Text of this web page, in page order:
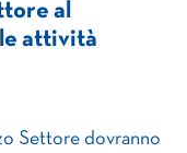
al
attività
Settore dovranno